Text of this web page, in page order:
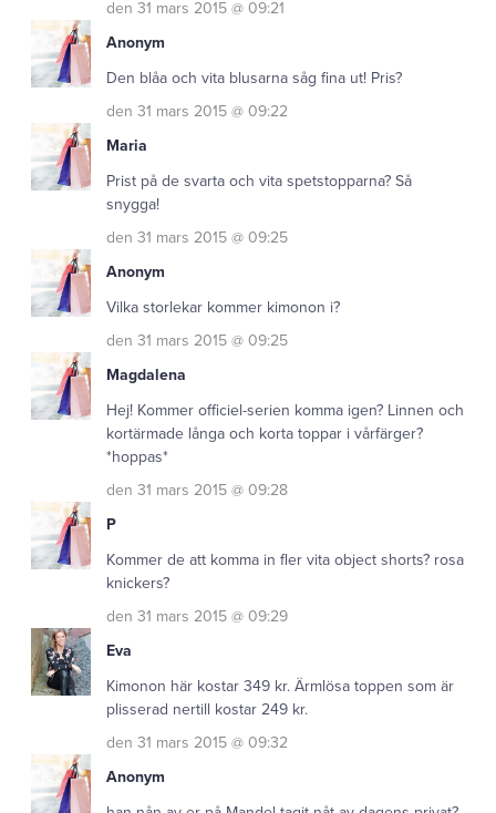
den 31 mars 2015 @ 09:21
Anonym
Den blåa och vita blusarna såg fina ut! Pris?
den 31 mars 2015 @ 09:22
Maria
Prist på de svarta och vita spetstopparna? Så
snygga!
den 31 mars 2015 @ 09:25
Anonym
Vilka storlekar kommer kimonon i?
den 31 mars 2015 @ 09:25
Magdalena
Hej! Kommer officiel-serien komma igen? Linnen och
kortärmade långa och korta toppar i vårfärger?
*hoppas*
den 31 mars 2015 @ 09:28
P
Kommer de att komma in fler vita object shorts? rosa
knickers?
den 31 mars 2015 @ 09:29
Eva
Kimonon här kostar 349 kr. Ärmlösa toppen som är
plisserad nertill kostar 249 kr.
den 31 mars 2015 @ 09:32
Anonym